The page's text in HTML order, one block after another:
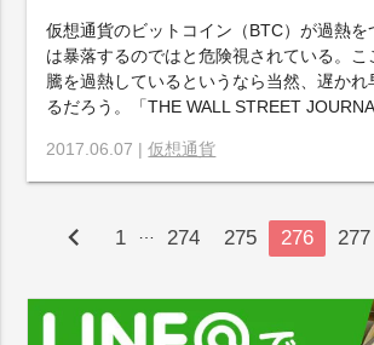
仮想通貨のビットコイン（BTC）が過熱を
は暴落するのではと危険視されている。こ
騰を過熱しているというなら当然、遅かれ
るだろう。「THE WALL STREET
2017.06.07 |仮想通貨
chevron_left 1 … 274 275 276 277